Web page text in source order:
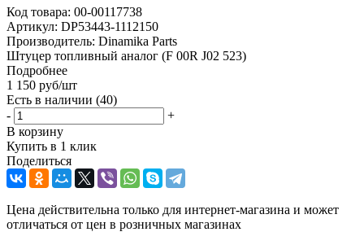
Код товара: 00-00117738
Артикул: DP53443-1112150
Производитель: Dinamika Parts
Штуцер топливный аналог (F 00R J02 523)
Подробнее
1 150 руб/шт
Есть в наличии (40)
-
+
В корзину
Купить в 1 клик
Поделиться
Цена действительна только для интернет-магазина и может
отличаться от цен в розничных магазинах